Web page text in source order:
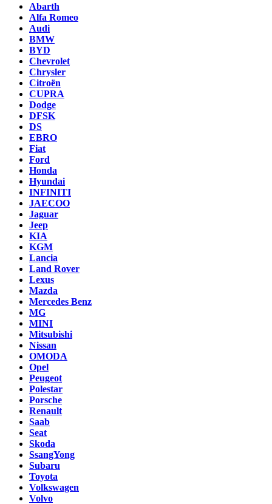
Abarth
Alfa Romeo
Audi
BMW
BYD
Chevrolet
Chrysler
Citroën
CUPRA
Dodge
DFSK
DS
EBRO
Fiat
Ford
Honda
Hyundai
INFINITI
JAECOO
Jaguar
Jeep
KIA
KGM
Lancia
Land Rover
Lexus
Mazda
Mercedes Benz
MG
MINI
Mitsubishi
Nissan
OMODA
Opel
Peugeot
Polestar
Porsche
Renault
Saab
Seat
Skoda
SsangYong
Subaru
Toyota
Volkswagen
Volvo